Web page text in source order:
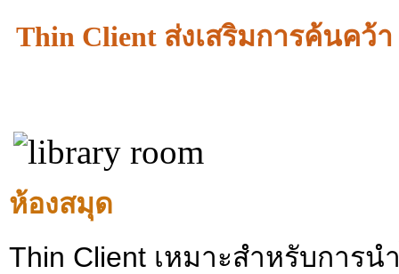
Thin Client ส่งเสริมการค้นคว้
ห้องสมุด
Thin Client เหมาะสำหรับการ